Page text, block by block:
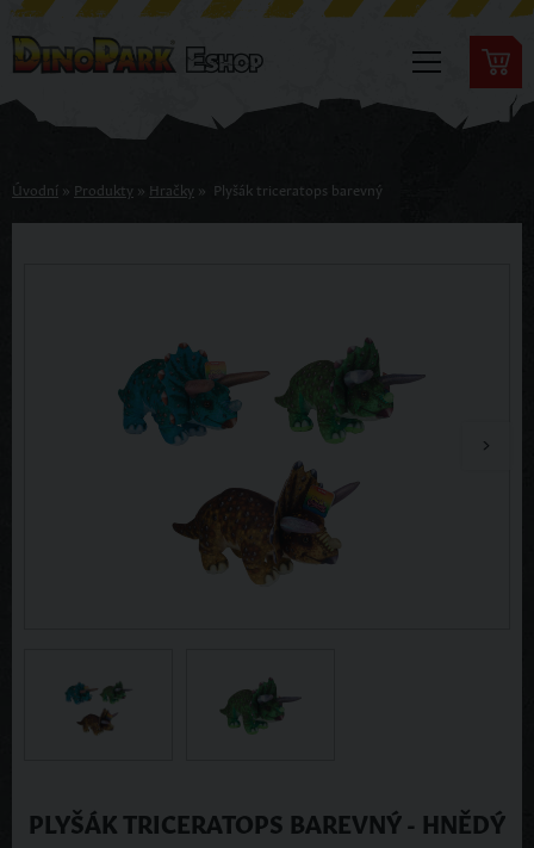
Úvodní » Produkty » Hračky » Plyšák triceratops barevný
PLYŠÁK TRICERATOPS BAREVNÝ - HNĚDÝ